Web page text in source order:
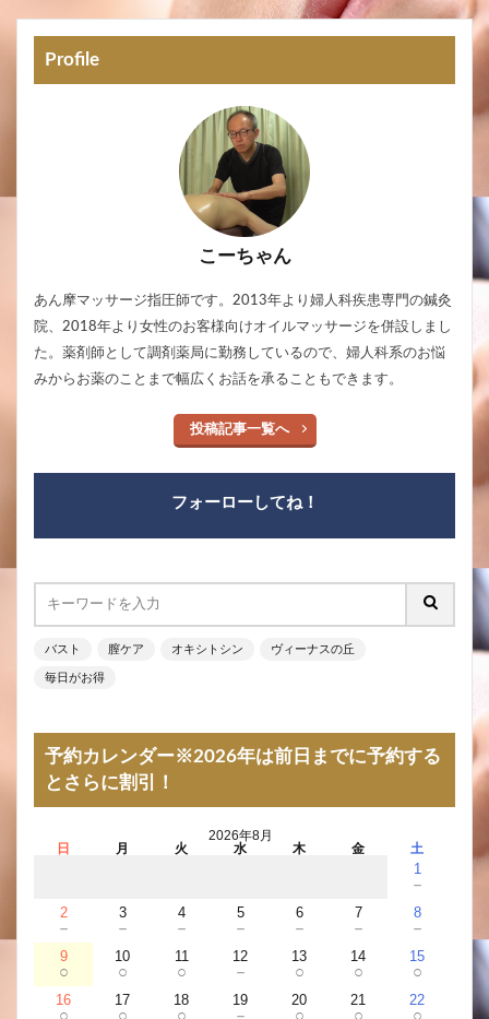
Profile
こーちゃん
あん摩マッサージ指圧師です。2013年より婦人科疾患専門の鍼灸
院、2018年より女性のお客様向けオイルマッサージを併設しまし
た。薬剤師として調剤薬局に勤務しているので、婦人科系のお悩
みからお薬のことまで幅広くお話を承ることもできます。
投稿記事一覧へ
フォーローしてね！
バスト 膣ケア オキシトシン ヴィーナスの丘
毎日がお得
予約カレンダー※2026年は前日までに予約する
とさらに割引！
2026年8月
日
月 火 水 木 金 土
1
－
2
－
3
－
4
－
5
－
6
－
7
－
8
－
9
○
10
○
11
○
12
－
13
○
14
○
15
○
16
○
17
○
18
○
19
－
20
○
21
○
22
○